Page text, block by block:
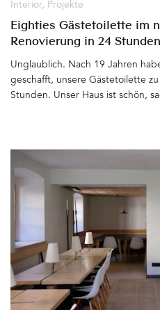
Interior, Projekte
Eighties Gästetoilette im
Renovierung in 24 Stunden
Unglaublich. Nach 19 Jahren
geschafft, unsere Gästetoilette
Stunden. Unser Haus ist schön,
stiefmütterlich. Ließen ihn links
Haus vor fast zwei Jahrzehnten
renoviert werden. Die
andere war wichtiger und die
eben etwas später in Angriff
6000 WC-Besuche (pro
und Gäste nicht mitgezählt)
Handwerker, der sich des kleinen
nicht heißt, dass wir uns in den
Gedanken zur Renovierung